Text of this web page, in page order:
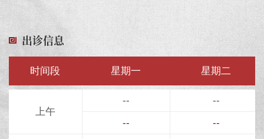
出诊信息
时间段 星期一 星期二
上午
--
--
--
--